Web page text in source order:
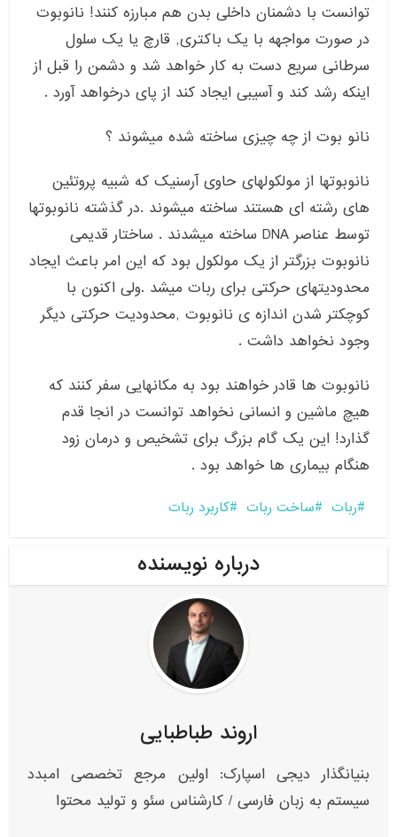
توانست با دشمنان داخلی بدن هم مبارزه کنند! نانوبوت
در صورت مواجهه با یک باکتری, قارچ یا یک سلول
سرطانی سریع دست به کار خواهد شد و دشمن را قبل از
اینکه رشد کند و آسیبی ایجاد کند از پای درخواهد آورد .
نانو بوت از چه چیزی ساخته شده میشوند ؟
نانوبوتها از مولکولهای حاوی آرسنیک که شبیه پروتئین
های رشته ای هستند ساخته میشوند .در گذشته نانوبوتها
توسط عناصر DNA ساخته میشدند . ساختار قدیمی
نانوبوت بزرگتر از یک مولکول بود که این امر باعث ایجاد
محدودیتهای حرکتی برای ربات میشد .ولی اکنون با
کوچکتر شدن اندازه ی نانوبوت ,محدودیت حرکتی دیگر
وجود نخواهد داشت .
نانوبوت ها قادر خواهند بود به مکانهایی سفر کنند که
هیچ ماشین و انسانی نخواهد توانست در انجا قدم
گذارد! این یک گام بزرگ برای تشخیص و درمان زود
هنگام بیماری ها خواهد بود .
ربات ساخت ربات کاربرد ربات
درباره نویسنده
اروند طباطبایی
بنیانگذار دیجی اسپارک: اولین مرجع تخصصی امبدد
سیستم به زبان فارسی / کارشناس سئو و تولید محتوا